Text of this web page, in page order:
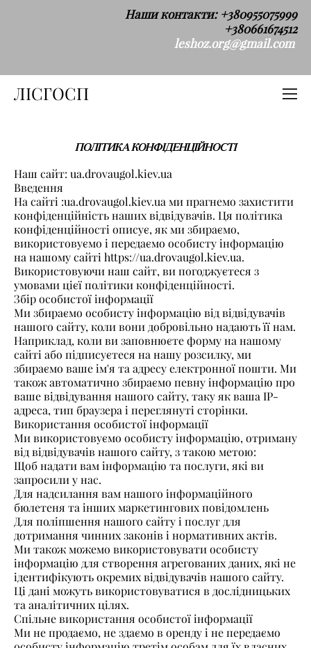
Наши контакти: +380955075999
+380661674512
leshoz.org@gmail.com
ЛІСГОСП
ПОЛІТИКА КОНФІДЕНЦІЙНОСТІ
Наш сайт: ua.drovaugol.kiev.ua
Введення
На сайті :ua.drovaugol.kiev.ua ми прагнемо захистити
конфіденційність наших відвідувачів. Ця політика
конфіденційності описує, як ми збираємо,
використовуємо і передаємо особисту інформацію
на нашому сайті https://ua.drovaugol.kiev.ua.
Використовуючи наш сайт, ви погоджуєтеся з
умовами цієї політики конфіденційності.
Збір особистої інформації
Ми збираємо особисту інформацію від відвідувачів
нашого сайту, коли вони добровільно надають її нам.
Наприклад, коли ви заповнюєте форму на нашому
сайті або підписуєтеся на нашу розсилку, ми
збираємо ваше ім'я та адресу електронної пошти. Ми
також автоматично збираємо певну інформацію про
ваше відвідування нашого сайту, таку як ваша IP-
адреса, тип браузера і переглянуті сторінки.
Використання особистої інформації
Ми використовуємо особисту інформацію, отриману
від відвідувачів нашого сайту, з такою метою:
Щоб надати вам інформацію та послуги, які ви
запросили у нас.
Для надсилання вам нашого інформаційного
бюлетеня та інших маркетингових повідомлень
Для поліпшення нашого сайту і послуг для
дотримання чинних законів і нормативних актів.
Ми також можемо використовувати особисту
інформацію для створення агрегованих даних, які не
ідентифікують окремих відвідувачів нашого сайту.
Ці дані можуть використовуватися в дослідницьких
та аналітичних цілях.
Спільне використання особистої інформації
Ми не продаємо, не здаємо в оренду і не передаємо